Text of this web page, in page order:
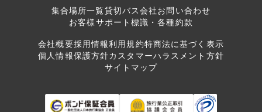
集合場所一覧貸切バス会社お問い合わせ
お客様サポート 標識・各種約款
会社概要採用情報利用規約特商法に基づく表示
個人情報保護方針カスタマーハラスメント方針
サイトマップ